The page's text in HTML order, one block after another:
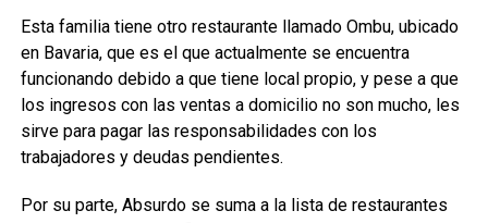
Esta familia tiene otro restaurante llamado Ombu, ubicado
en Bavaria, que es el que actualmente se encuentra
funcionando debido a que tiene local propio, y pese a que
los ingresos con las ventas a domicilio no son mucho, les
sirve para pagar las responsabilidades con los
trabajadores y deudas pendientes.
Por su parte, Absurdo se suma a la lista de restaurantes